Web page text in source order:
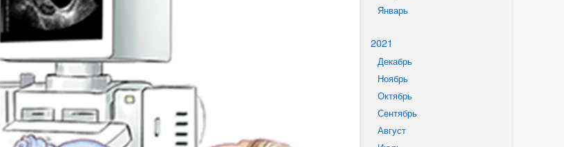
Январь
2021
Декабрь
Ноябрь
Октябрь
Сентябрь
Август